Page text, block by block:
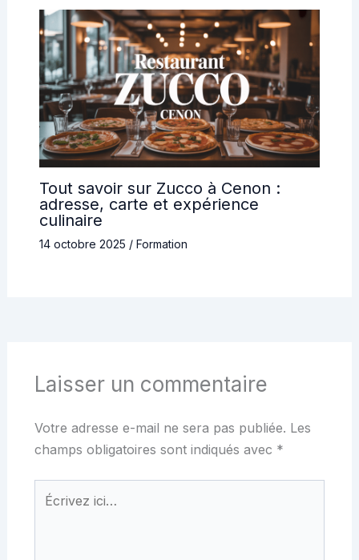
Tout savoir sur Zucco à Cenon :
adresse, carte et expérience
culinaire
14 octobre 2025 / Formation
Laisser un commentaire
Votre adresse e-mail ne sera pas publiée. Les
champs obligatoires sont indiqués avec *
Écrivez
ici…